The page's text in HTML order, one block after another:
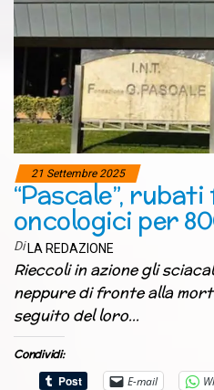
21 Settembre 2025
“Pascale”,
oncologici per
Di LA REDAZIONE
Rieccoli in azione gli
neppure di fronte alla
seguito del loro…
Condividi:
E-mail